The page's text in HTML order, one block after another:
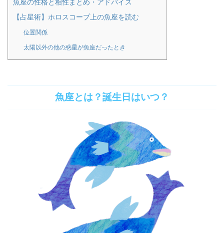
魚座の性格と相性まとめ・アドバイス
【占星術】ホロスコープ上の魚座を読む
位置関係
太陽以外の他の惑星が魚座だったとき
魚座とは？誕生日はいつ？